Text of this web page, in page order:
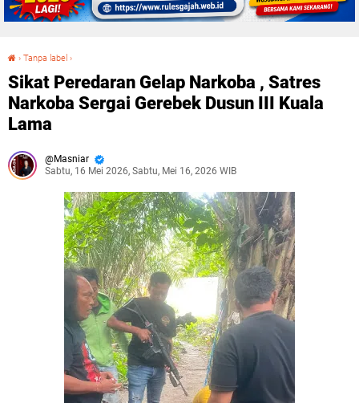
› Tanpa label ›
Sikat Peredaran Gelap Narkoba , Satres
Narkoba Sergai Gerebek Dusun III Kuala
Lama
Masniar
Sabtu, 16 Mei 2026, Sabtu, Mei 16, 2026 WIB